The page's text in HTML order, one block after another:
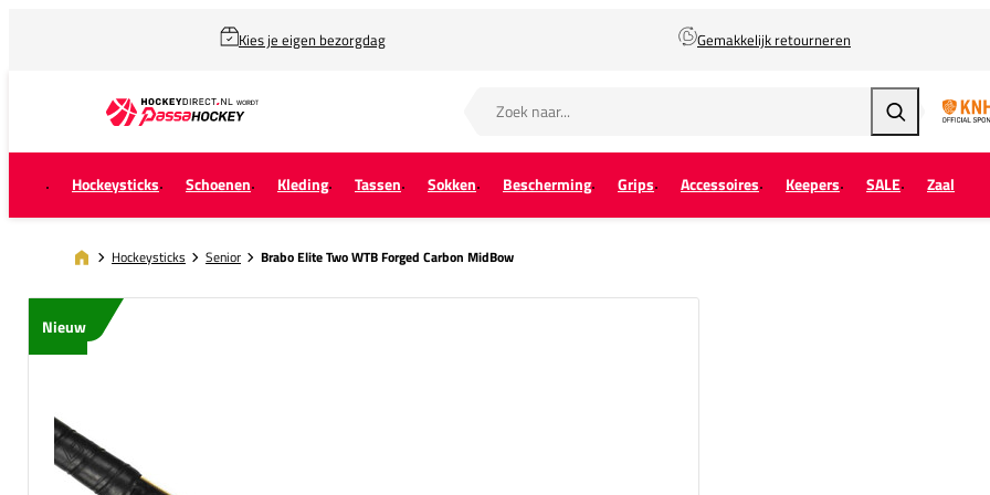
Kies je eigen bezorgdag Gemakkelijk retourneren
Zoeken
Hockeysticks Schoenen Kleding Tassen Sokken Bescherming Grips Accessoires Keepers SALE Zaal
Hockeysticks Senior Brabo Elite Two WTB Forged Carbon MidBow
Nieuw